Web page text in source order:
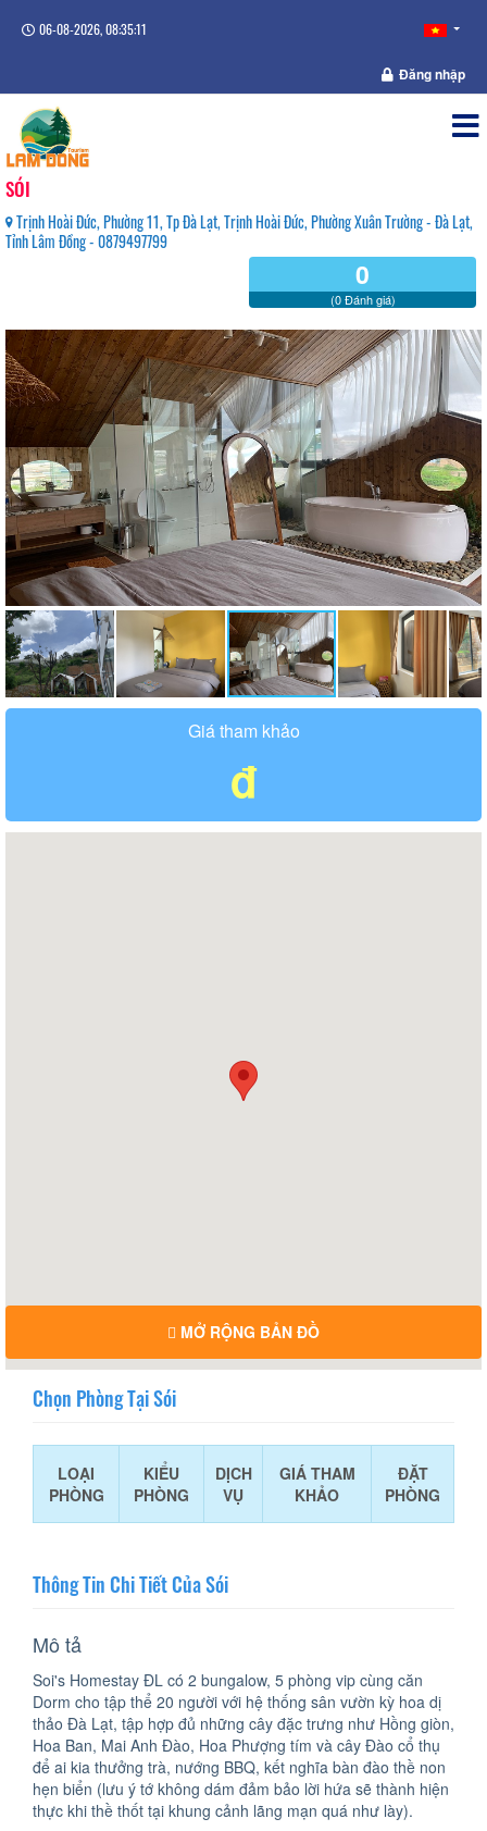
06-08-2026, 08:35:11
Đăng nhập
SÓI
Trịnh Hoài Đức, Phường 11, Tp Đà Lạt, Trịnh Hoài Đức, Phường Xuân Trường - Đà Lạt,
Tỉnh Lâm Đồng - 0879497799
0
(0 Đánh giá)
Giá tham khảo
đ
MỞ RỘNG BẢN ĐỒ
Chọn Phòng Tại Sói
LOẠI
PHÒNG
KIỂU
PHÒNG
DỊCH
VỤ
GIÁ THAM
KHẢO
ĐẶT
PHÒNG
Thông Tin Chi Tiết Của Sói
Mô tả
Soi's Homestay ĐL có 2 bungalow, 5 phòng vip cùng căn
Dorm cho tập thể 20 người với hệ thống sân vườn kỳ hoa dị
thảo Đà Lạt, tập hợp đủ những cây đặc trưng như Hồng giòn,
Hoa Ban, Mai Anh Đào, Hoa Phượng tím và cây Đào cổ thụ
để ai kia thưởng trà, nướng BBQ, kết nghĩa bàn đào thề non
hẹn biển (lưu ý tớ không dám đảm bảo lời hứa sẽ thành hiện
thực khi thề thốt tại khung cảnh lãng mạn quá như lày).